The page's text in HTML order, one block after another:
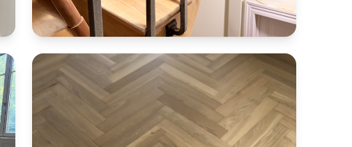
Ponçage d'un parquet ancien et d'un
escalier bois massif
Mulhouse : Ponçage d’un parquet ancien dans une
vieille demeure à Mulhouse, avec reprise des
zones abîmées après la démolition des anciennes